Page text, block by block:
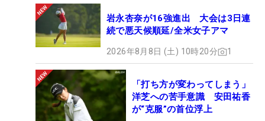
岩永杏奈が16強進出 大会は3日連
続で悪天候順延/全米女子アマ
2026年8月8日 (土) 10時20分 1
「打ち方が変わってしまう」
洋芝への苦手意識 安田祐香
が“克服”の首位浮上